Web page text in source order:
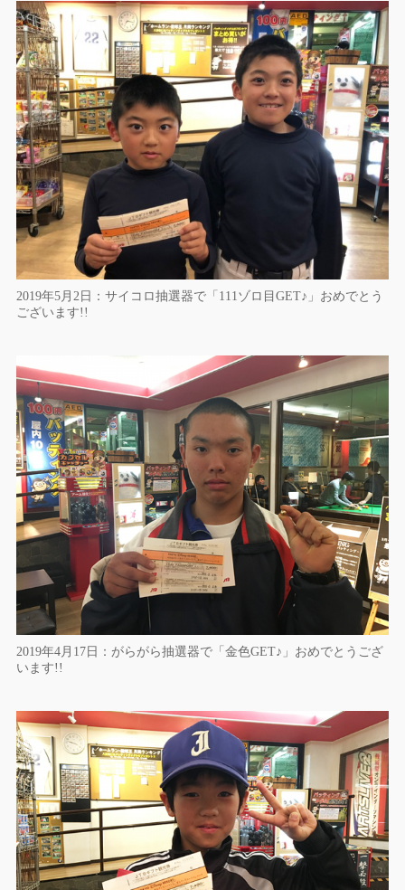
2019年5月2日：サイコロ抽選器で「111ゾロ目GET♪」おめでとう
ございます!!
2019年4月17日：がらがら抽選器で「金色GET♪」おめでとうござ
います!!